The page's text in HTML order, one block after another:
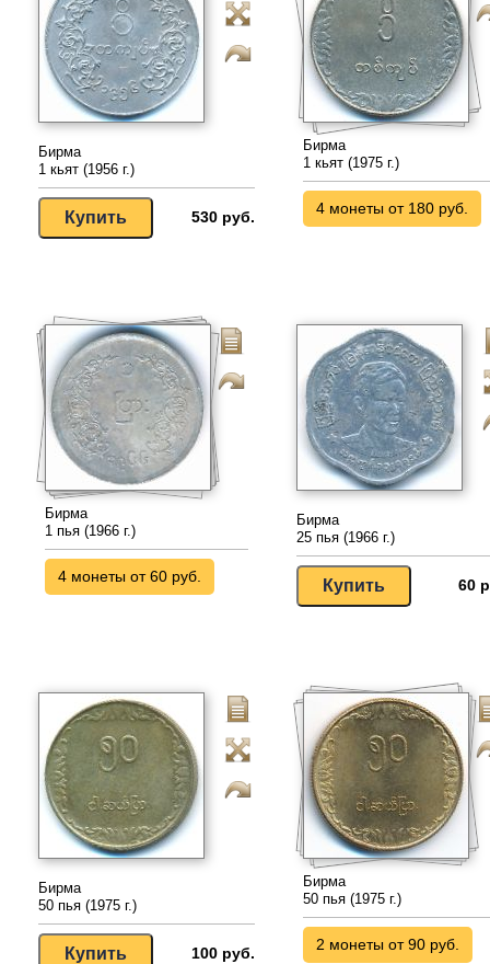
Бирма
1 кьят (1956 г.)
530 руб.
Бирма
1 кьят (1975 г.)
4 монеты от 180 руб.
Бирма
1 пья (1966 г.)
4 монеты от 60 руб.
Бирма
25 пья (1966 г.)
60
Бирма
50 пья (1975 г.)
100 руб.
Бирма
50 пья (1975 г.)
2 монеты от 90 руб.